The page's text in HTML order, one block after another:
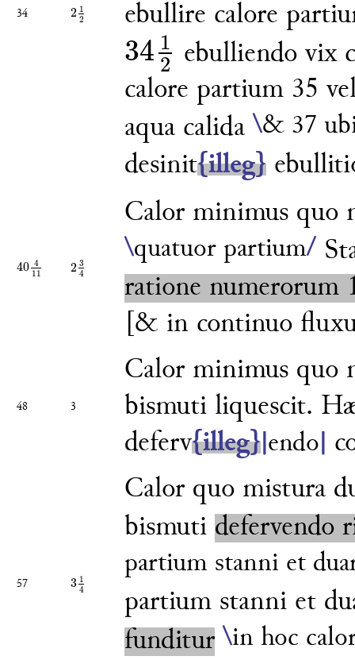
34 2 1
2
2 12 ebullire calore
34 1
2
341 2
ebulliendo vix
calore partium 35
aqua calida \& 37
desinit{illeg}
40 4
11
40411 2 3
4
2 34
Calor minimus quo
\quatuor partium/
ratione numerorum
[& in continuo
48 3
Calor minimus quo
bismuti liquescit.
deferv{illeg} endo
57 3 1
4
314
Calor quo mistura
bismuti defervendo
partium stanni et
partium stanni et
funditur \in hoc